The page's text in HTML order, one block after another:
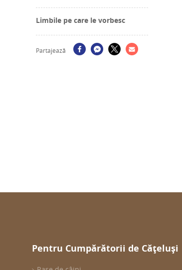
Limbile pe care le vorbesc
Partajează
Pentru Cumpărătorii de Cățeluși